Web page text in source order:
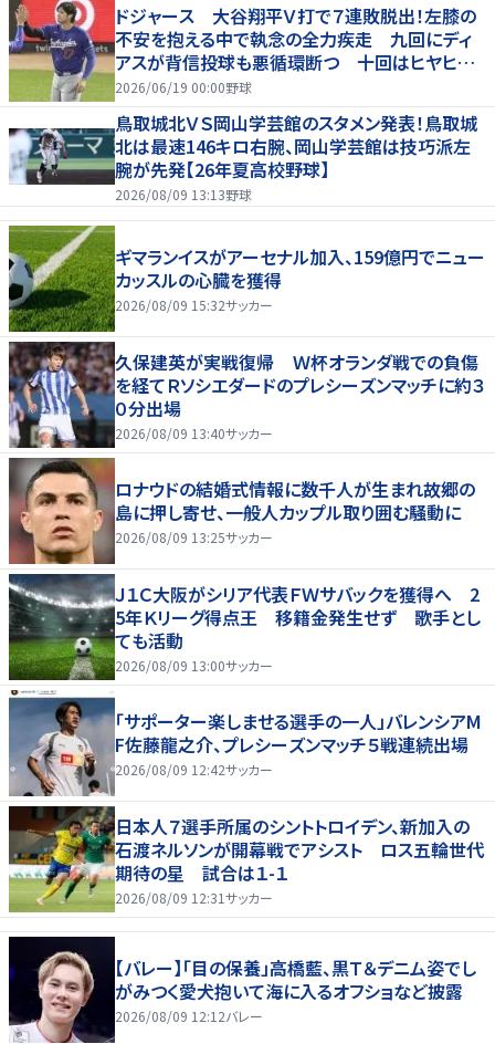
ドジャース 大谷翔平Ｖ打で７連敗脱出！左膝の
不安を抱える中で執念の全力疾走 九回にディ
アスが背信投球も悪循環断つ 十回はヒヤヒヤ
もリード守る
2026/06/19 00:00野球
鳥取城北ＶＳ岡山学芸館のスタメン発表！鳥取城
北は最速146キロ右腕、岡山学芸館は技巧派左
腕が先発【26年夏高校野球】
2026/08/09 13:13野球
ギマランイスがアーセナル加入、159億円でニュー
カッスルの心臓を獲得
2026/08/09 15:32サッカー
久保建英が実戦復帰 Ｗ杯オランダ戦での負傷
を経てＲソシエダードのプレシーズンマッチに約３
０分出場
2026/08/09 13:40サッカー
ロナウドの結婚式情報に数千人が生まれ故郷の
島に押し寄せ、一般人カップル取り囲む騒動に
2026/08/09 13:25サッカー
Ｊ１Ｃ大阪がシリア代表ＦＷサバックを獲得へ 2
5年Ｋリーグ得点王 移籍金発生せず 歌手とし
ても活動
2026/08/09 13:00サッカー
「サポーター楽しませる選手の一人」バレンシアM
F佐藤龍之介、プレシーズンマッチ５戦連続出場
2026/08/09 12:42サッカー
日本人７選手所属のシントトロイデン、新加入の
石渡ネルソンが開幕戦でアシスト ロス五輪世代
期待の星 試合は１-１
2026/08/09 12:31サッカー
【バレー】「目の保養」高橋藍、黒Ｔ＆デニム姿でし
がみつく愛犬抱いて海に入るオフショなど披露
2026/08/09 12:12バレー